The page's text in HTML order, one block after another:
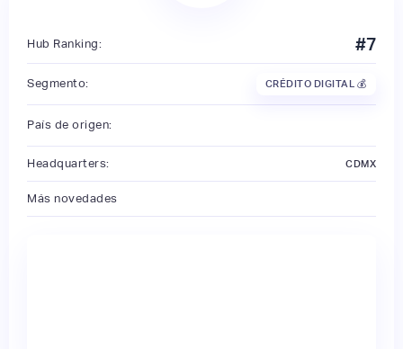
Hub Ranking: #7
Segmento: CRÉDITO DIGITAL 💰
País de origen:
Headquarters: CDMX
Más novedades